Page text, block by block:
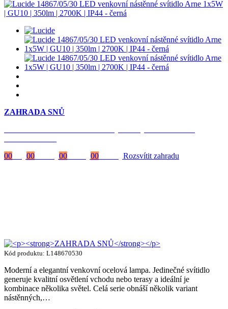
ZAHRADA SNŮ
00
00 00 00 Rozsvítit zahradu
Kód produktu: L148670530
Moderní a elegantní venkovní ocelová lampa. Jedinečné svítidlo
generuje kvalitní osvětlení vchodu nebo terasy a ideální je
kombinace několika světel. Celá serie obnáší několik variant
nástěnných,…